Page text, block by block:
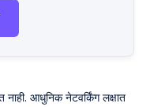
आधुनिक नेटवर्किंग लक्षात